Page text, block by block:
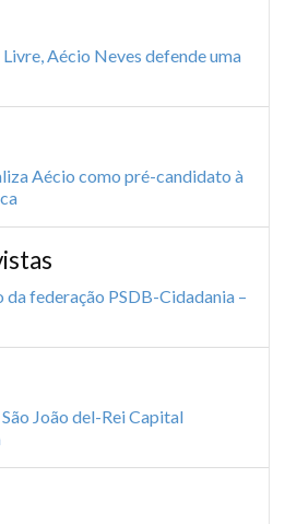
Aécio Neves defende uma
Aécio como pré-candidato à
da federação PSDB-Cidadania –
João del-Rei Capital